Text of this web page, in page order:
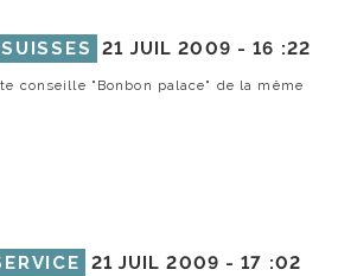
21 JUIL 2009 -16 :22
conseille "Bonbon palace" de la même
21 JUIL 2009 -17 :02